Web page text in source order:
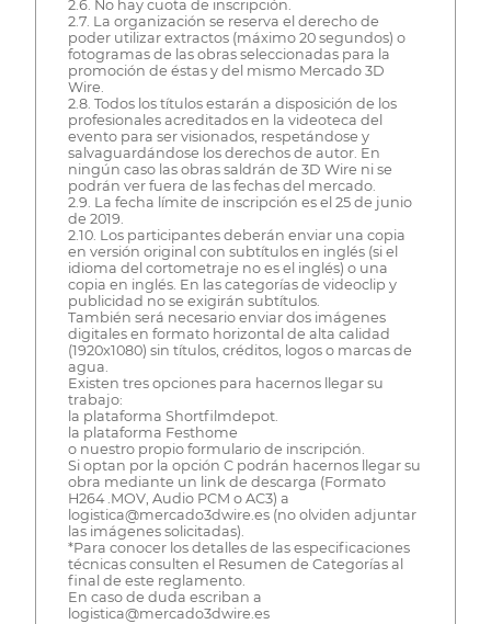
2.6. No hay cuota de inscripción.
2.7. La organización se reserva el derecho de
poder utilizar extractos (máximo 20 segundos) o
fotogramas de las obras seleccionadas para la
promoción de éstas y del mismo Mercado 3D
Wire.
2.8. Todos los títulos estarán a disposición de los
profesionales acreditados en la videoteca del
evento para ser visionados, respetándose y
salvaguardándose los derechos de autor. En
ningún caso las obras saldrán de 3D Wire ni se
podrán ver fuera de las fechas del mercado.
2.9. La fecha límite de inscripción es el 25 de junio
de 2019.
2.10. Los participantes deberán enviar una copia
en versión original con subtítulos en inglés (si el
idioma del cortometraje no es el inglés) o una
copia en inglés. En las categorías de videoclip y
publicidad no se exigirán subtítulos.
También será necesario enviar dos imágenes
digitales en formato horizontal de alta calidad
(1920x1080) sin títulos, créditos, logos o marcas de
agua.
Existen tres opciones para hacernos llegar su
trabajo:
la plataforma Shortfilmdepot.
la plataforma Festhome
o nuestro propio formulario de inscripción.
Si optan por la opción C podrán hacernos llegar su
obra mediante un link de descarga (Formato
H264 .MOV, Audio PCM o AC3) a
logistica@mercado3dwire.es (no olviden adjuntar
las imágenes solicitadas).
*Para conocer los detalles de las especificaciones
técnicas consulten el Resumen de Categorías al
final de este reglamento.
En caso de duda escriban a
logistica@mercado3dwire.es